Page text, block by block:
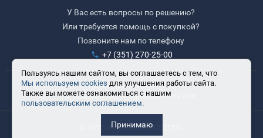
У Вас есть вопросы по решению?
Или требуется помощь с покупкой?
Позвоните нам по телефону
+7 (351) 270-25-00
Время работы: 8:30-17:30
Выходные: сб, вс, праздничные дни
© 2017-2025 ООО «ВЭЛДТЕХ»
Пользуясь нашим сайтом, вы соглашаетесь с тем, что
Мы используем cookies для улучшения работы сайта.
Также вы можете ознакомиться с нашим
пользовательским соглашением.
Принимаю